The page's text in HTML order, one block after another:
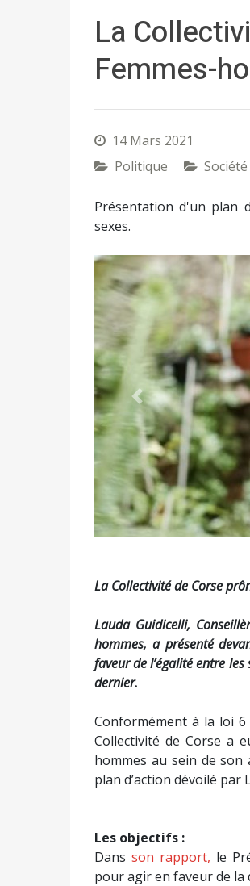
La
Femmes-
14 Mars 2021
Politique
Société
Présentation d'un plan
sexes.
Précédent
La Collectivité de Corse
Lauda Guidicelli,
hommes, a présenté
faveur de l’égalité entre
dernier.
Conformément à la loi
Collectivité de Corse a
hommes au sein de
plan d’action dévoilé par
Les objectifs :
Dans son rapport, le
pour agir en faveur de la